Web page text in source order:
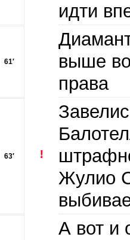
идти
61′
выше
права
63′
Жулио
А вот и